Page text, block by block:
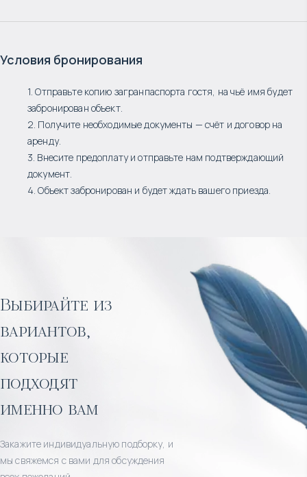
Условия бронирования
1. Отправьте копию загранпаспорта гостя, на чьё имя будет
забронирован объект.
2. Получите необходимые документы — счёт и договор на
аренду.
3. Внесите предоплату и отправьте нам подтверждающий
документ.
4. Объект забронирован и будет ждать вашего приезда.
Выбирайте из
вариантов,
которые
подходят
именно вам
Закажите индивидуальную подборку, и
мы свяжемся с вами для обсуждения